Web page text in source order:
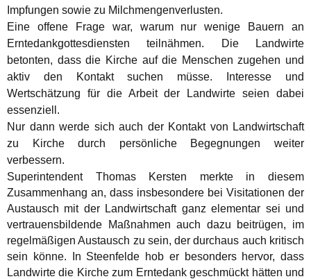
Impfungen sowie zu Milchmengenverlusten.
Eine offene Frage war, warum nur wenige Bauern an
Erntedankgottesdiensten teilnähmen. Die Landwirte
betonten, dass die Kirche auf die Menschen zugehen und
aktiv den Kontakt suchen müsse. Interesse und
Wertschätzung für die Arbeit der Landwirte seien dabei
essenziell.
Nur dann werde sich auch der Kontakt von Landwirtschaft
zu Kirche durch persönliche Begegnungen weiter
verbessern.
Superintendent Thomas Kersten merkte in diesem
Zusammenhang an, dass insbesondere bei Visitationen der
Austausch mit der Landwirtschaft ganz elementar sei und
vertrauensbildende Maßnahmen auch dazu beitrügen, im
regelmäßigen Austausch zu sein, der durchaus auch kritisch
sein könne. In Steenfelde hob er besonders hervor, dass
Landwirte die Kirche zum Erntedank geschmückt hätten und